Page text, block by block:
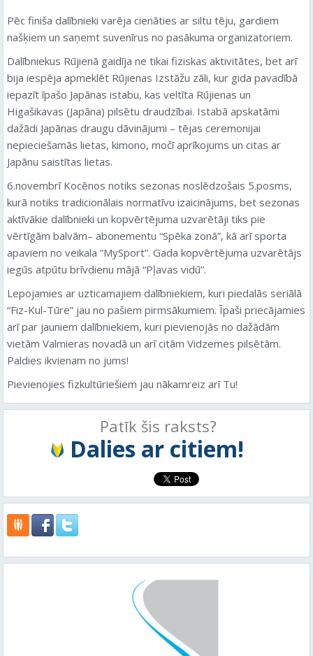
Pēc finiša dalībnieki varēja cienāties ar siltu tēju, gardiem
našķiem un saņemt suvenīrus no pasākuma organizatoriem.
Dalībniekus Rūjienā gaidīja ne tikai fiziskas aktivitātes, bet arī
bija iespēja apmeklēt Rūjienas Izstāžu zāli, kur gida pavadībā
iepazīt īpašo Japānas istabu, kas veltīta Rūjienas un
Higašikavas (Japāna) pilsētu draudzībai. Istabā apskatāmi
dažādi Japānas draugu dāvinājumi – tējas ceremonijai
nepieciešamās lietas, kimono, močī aprīkojums un citas ar
Japānu saistītas lietas.
6.novembrī Kocēnos notiks sezonas noslēdzošais 5.posms,
kurā notiks tradicionālais normatīvu izaicinājums, bet sezonas
aktīvākie dalībnieki un kopvērtējuma uzvarētāji tiks pie
vērtīgām balvām– abonementu “Spēka zonā”, kā arī sporta
apaviem no veikala “MySport”. Gada kopvērtējuma uzvarētājs
iegūs atpūtu brīvdienu mājā “Pļavas vidū”.
Lepojamies ar uzticamajiem dalībniekiem, kuri piedalās seriālā
“Fiz-Kul-Tūre” jau no pašiem pirmsākumiem. Īpaši priecājamies
arī par jauniem dalībniekiem, kuri pievienojās no dažādām
vietām Valmieras novadā un arī citām Vidzemes pilsētām.
Paldies ikvienam no jums!
Pievienojies fizkultūriešiem jau nākamreiz arī Tu!
Patīk šis raksts?
Dalies ar citiem!